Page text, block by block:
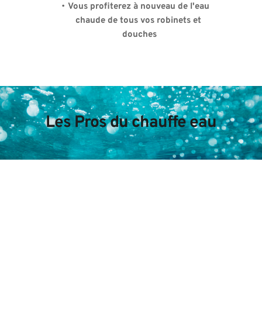
Vous profiterez à nouveau de l'eau
chaude de tous vos robinets et
douches
Les Pros du chauffe eau